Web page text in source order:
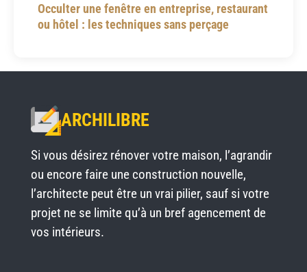
Occulter une fenêtre en entreprise, restaurant
ou hôtel : les techniques sans perçage
ARCHILIBRE
Si vous désirez rénover votre maison, l’agrandir
ou encore faire une construction nouvelle,
l’architecte peut être un vrai pilier, sauf si votre
projet ne se limite qu’à un bref agencement de
vos intérieurs.